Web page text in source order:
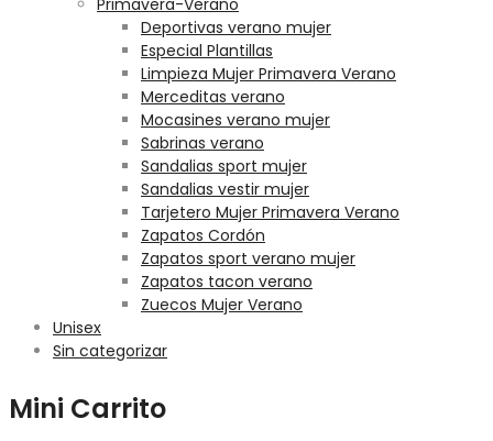
Primavera-Verano
Deportivas verano mujer
Especial Plantillas
Limpieza Mujer Primavera Verano
Merceditas verano
Mocasines verano mujer
Sabrinas verano
Sandalias sport mujer
Sandalias vestir mujer
Tarjetero Mujer Primavera Verano
Zapatos Cordón
Zapatos sport verano mujer
Zapatos tacon verano
Zuecos Mujer Verano
Unisex
Sin categorizar
Mini Carrito